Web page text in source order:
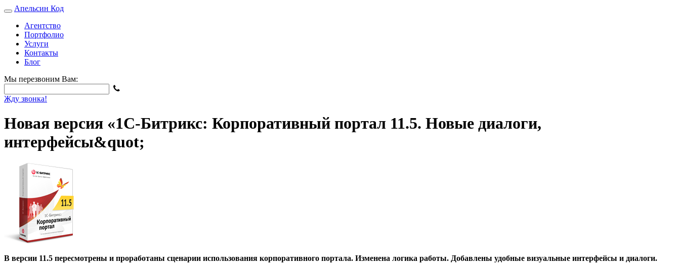
Апельсин Код
Агентство
Портфолио
Услуги
Контакты
Блог
Мы перезвоним Вам:
Жду звонка!
Новая версия «1С-Битрикс: Корпоративный портал 11.5. Новые диалоги,
интерфейсы&quot;
В версии 11.5 пересмотрены и проработаны сценарии использования корпоративного портала. Изменена логика работы. Добавлены удобные визуальные интерфейсы и диалоги.